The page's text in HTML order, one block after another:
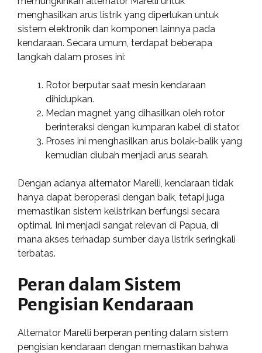
menghasilkan arus listrik yang diperlukan untuk
sistem elektronik dan komponen lainnya pada
kendaraan. Secara umum, terdapat beberapa
langkah dalam proses ini:
Rotor berputar saat mesin kendaraan
dihidupkan.
Medan magnet yang dihasilkan oleh rotor
berinteraksi dengan kumparan kabel di stator.
Proses ini menghasilkan arus bolak-balik yang
kemudian diubah menjadi arus searah.
Dengan adanya alternator Marelli, kendaraan tidak
hanya dapat beroperasi dengan baik, tetapi juga
memastikan sistem kelistrikan berfungsi secara
optimal. Ini menjadi sangat relevan di Papua, di
mana akses terhadap sumber daya listrik seringkali
terbatas.
Peran dalam Sistem
Pengisian Kendaraan
Alternator Marelli berperan penting dalam sistem
pengisian kendaraan dengan memastikan bahwa